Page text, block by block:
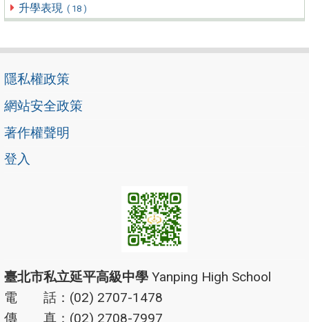
升學表現 ( 18 )
隱私權政策
網站安全政策
著作權聲明
登入
臺北市私立延平高級中學 Yanping High School
電 話：(02) 2707-1478
傳 真：(02) 2708-7997